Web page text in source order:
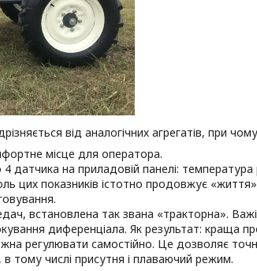
від аналогічних агрегатів, при
місце для оператора.
датчика на приладовій панелі: температура
цих показників істотно продовжує
встановлена так звана «тракторна».
диференціала. Як результат: краща
регулювати самостійно. Це дозволяє
тому числі присутня і плаваючий режим.